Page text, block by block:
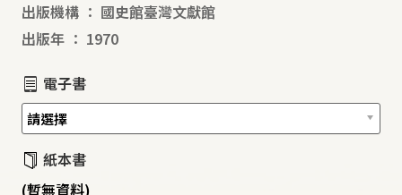
出版機構 ： 國史館臺灣文獻館
出版年 ： 1970
電子書
紙本書
(暫無資料)